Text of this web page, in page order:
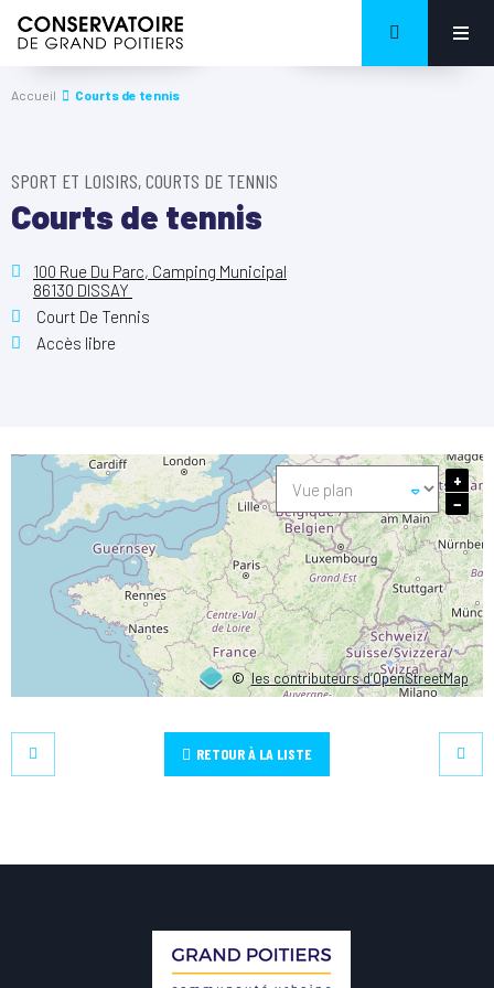
Accueil Courts de tennis
SPORT ET LOISIRS, COURTS DE TENNIS
Courts de tennis
100 Rue Du Parc, Camping Municipal
86130 DISSAY
Court De Tennis
Accès libre
©les contributeurs d’OpenStreetMap
+
−
RETOUR À LA LISTE